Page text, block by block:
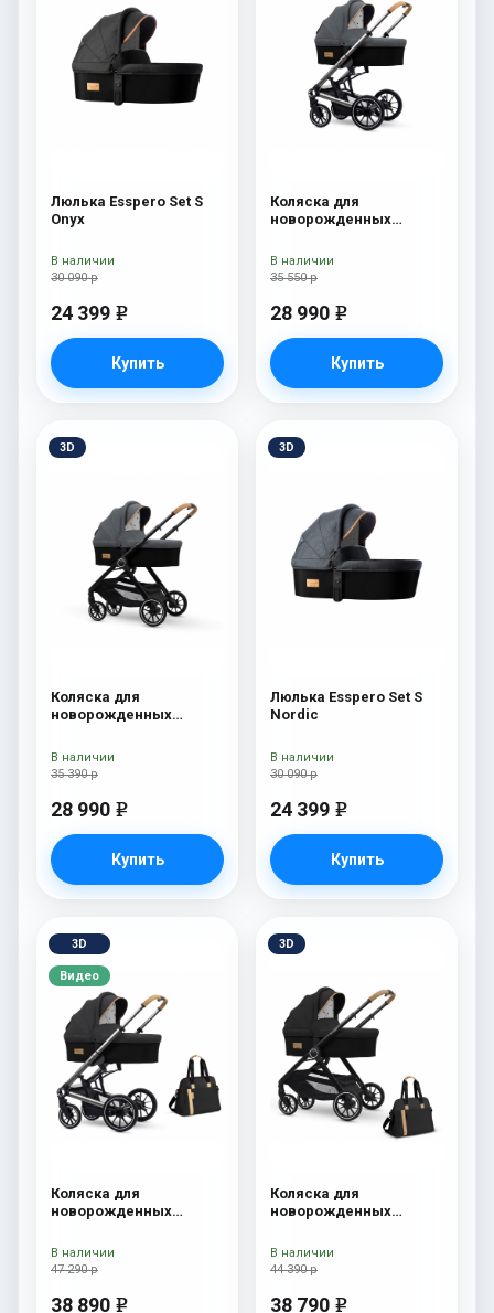
Люлька Esspero Set S
Onyx
30 090 р
24 399 e
Купить
В наличии
Коляска для
новорожденных
35 550 р
28 990 e
Купить
В наличии
3D
Коляска для
новорожденных
35 390 р
28 990 e
Купить
В наличии
3D
Люлька Esspero Set S
Nordic
30 090 р
24 399 e
Купить
В наличии
3D
Видео
Коляска для
новорожденных
Onyx
47 290 р
38 890 e
В наличии
3D
Коляска для
новорожденных
сумка Onyx
44 390 р
38 790 e
В наличии